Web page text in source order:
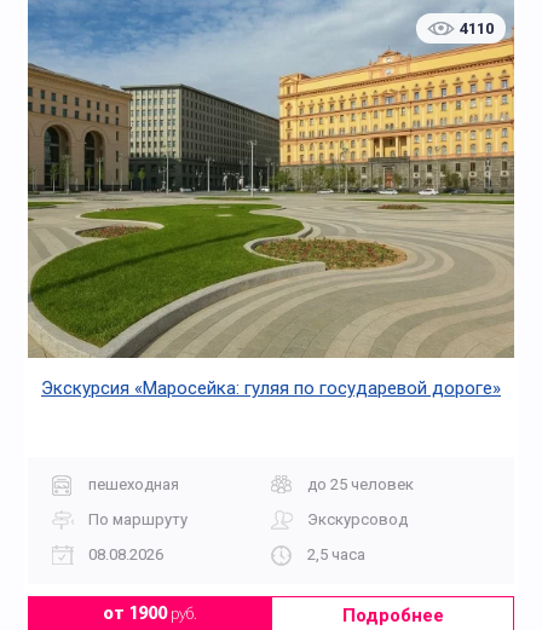
4110
Экскурсия «Маросейка: гуляя по государевой дороге»
пешеходная
до 25 человек
По маршруту
Экскурсовод
08.08.2026
2,5 часа
от 1900руб. Подробнее